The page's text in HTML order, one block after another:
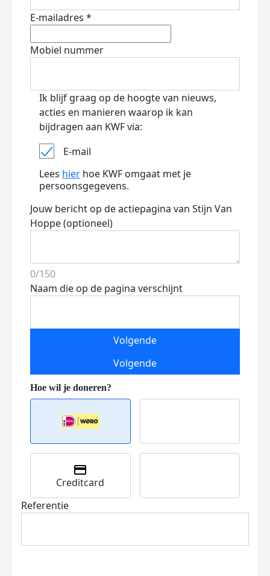
E-mailadres *
Mobiel nummer
Ik blijf graag op de hoogte van nieuws,
acties en manieren waarop ik kan
bijdragen aan KWF via:
E-mail
Lees hier hoe KWF omgaat met je
persoonsgegevens.
Jouw bericht op de actiepagina van Stijn Van
Hoppe (optioneel)
0/150
Naam die op de pagina verschijnt
Volgende
Volgende
Creditcard
Referentie